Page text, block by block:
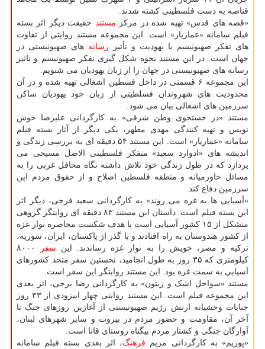
قناصه به دست فلسطینی کشته شدند.
«قصه های قدس» تهیه شده در مرکز مستند حقیقت دیگر اثر بسته
فیلم سامانه «عماریار» است. این مجموعه مستند روایتی از تفاوت
های تفکر صهیونیسم با یهودیت و تأثیر رسانه های صهیونیستی در
جهان است. در این مستند نحوه شکل گیری تفکر صهیونیسم و تاثیر
رسانه های صهیونیستی در جهان را از زبان یهودیان می شنویم.
این مجموعه ۶ قسمتی در داخل فسطین اشغالی تهیه شده و در آن
محدودیت های شهروندان فسلطینی از زبان خود یهودیان ساکن
سرزمین های اشغالی بیان می شود.
مستند «در جستجوی وطن شرقی» به کارگردانی علیرضا خوش
نویس و تهیه کنندگی مهدی مطهر، یکی دیگر از آثار بسته فیلم
سامانه «عماریار» است. این مستند ۵۴ دقیقه ای به بررسی زندگی و
اندیشه های «ادوارد سعید» متفکر فلسطینی الاصل مسیحی می
پردازد که در طول زندگی خود تلاش داشته نگاه محافل غربی را به
مسائل خاورمیانه و منطقه فلسطین اصلاح و از حقوق مردم این
سرزمین دفاع کند.
«آسیایی ها به غزه می روند» به کارگردانی سعید فرجی، دیگر اثر
این بسته فیلم است. داستان این مستند ۸۳ دقیقه ای روایتگر گروهی
متشکل از ۱۵ کشور آسیایی است با هدف شکست محاصره نوار غزه
از کشور هندوستان به راه افتادند و با گذر از پاکستان، ایران، سوریه،
ترکیه و مصر، خویش را به نوار غزه رساندند. این سفر
۸۰۰۰
کیلومتری که ۳۵ روز به طول انجامید، نخستین سفر متحد کشورهای
آسیایی به سمت غزه بود. این مستند روایتگر این سفر است.
مستند «سواحل اشک و زیتون» به کارگردانی رضا برجی، اثر بعدی
این مجموعه فیلم است. این مستند روایتی چهار اپیزودی از ۳۳ روز
جنایات وحشیانه ارتش رژیم صهیونیستی از آغازین روزهای جنگ تا
آخر آن، مقاومت و حضور مردم در بیروت و سایر شهرهای لبنان،
آوارگان جنگی و کشتار مردم بیگناه روستای قانا است.
«پوریم» به کارگردانی مریم فرهنگ، اثر بعدی بسته فیلم سامانه